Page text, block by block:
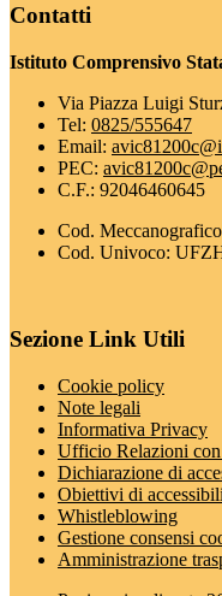
Contatti
Istituto Comprensivo
Via Piazza Luigi
Tel: 0825/555647
Email:
PEC:
C.F.: 92046460645
Cod.
Cod. Univoco:
Sezione Link Utili
Cookie policy
Note legali
Informativa Privacy
Ufficio Relazioni
Dichiarazione di
Obiettivi di
Whistleblowing
Gestione consensi
Amministrazione